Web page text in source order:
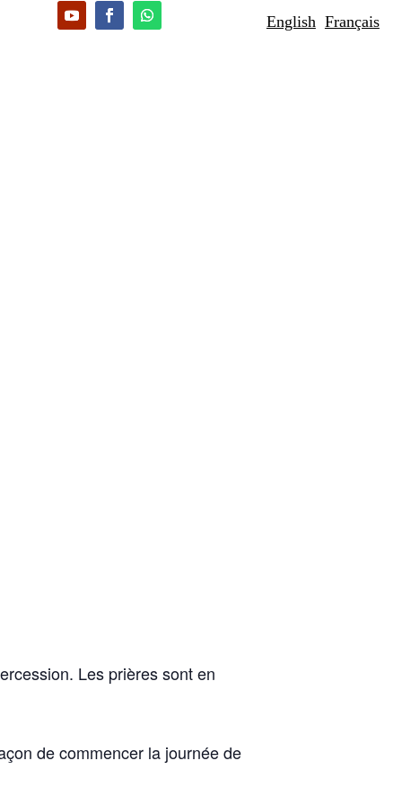
English Français
Les prières sont en
de commencer la journée de